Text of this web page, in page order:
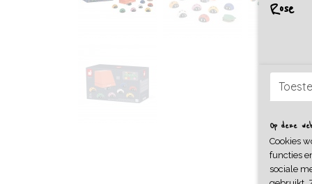
Rose
Op deze
Cookies
functies
sociale